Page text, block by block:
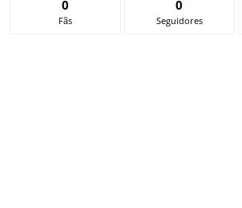
0
Fãs
0
Seguidores